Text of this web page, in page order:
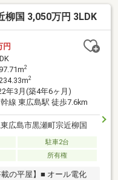
オール電化・太陽光発
ます 】物件の詳細・ご相
柳国 3,050万円 3LDK
円
2
2
年3月(築4年6ヶ月)
線 東広島駅 徒歩7.6km
広島市黒瀬町宗近柳国
駐車2台
所有権
載の平屋】■ オール電化